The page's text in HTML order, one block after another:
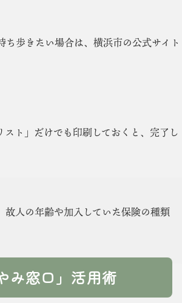
歩きたい場合は、横浜市の公式サイト
ト」だけでも印刷しておくと、完了し
人の年齢や加入していた保険の種類
み窓口」活用術